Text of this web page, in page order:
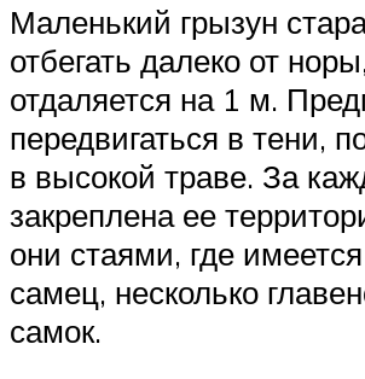
Маленький грызун
отбегать далеко от
отдаляется на 1 м.
передвигаться в тени,
в высокой траве. За
закреплена ее
они стаями, где
самец, несколько
самок.